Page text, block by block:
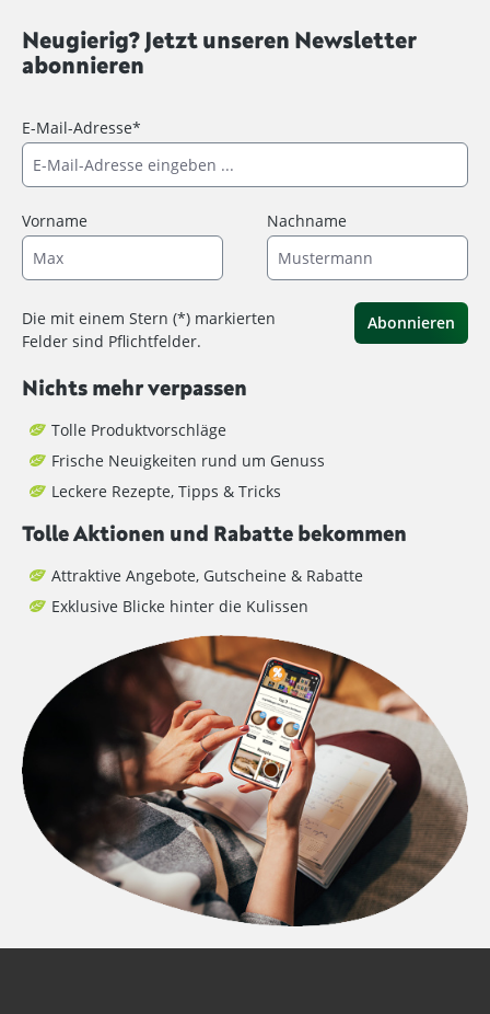
Neugierig? Jetzt unseren Newsletter
abonnieren
E-Mail-Adresse*
Vorname Nachname
Die mit einem Stern (*) markierten
Felder sind Pflichtfelder.
Abonnieren
Nichts mehr verpassen
Tolle Produktvorschläge
Frische Neuigkeiten rund um Genuss
Leckere Rezepte, Tipps & Tricks
Tolle Aktionen und Rabatte bekommen
Attraktive Angebote, Gutscheine & Rabatte
Exklusive Blicke hinter die Kulissen